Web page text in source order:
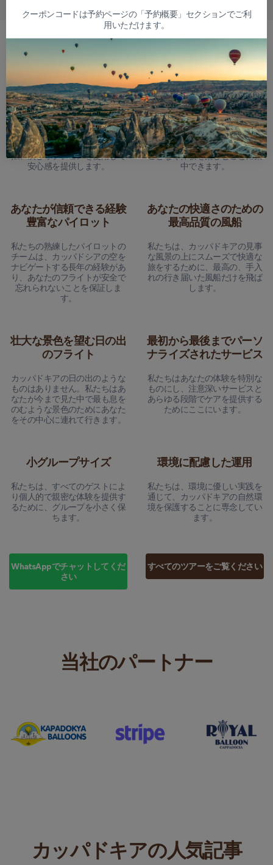
なぜ私たちを選ぶのですか？
24時間の返金保証
ツアーの24時間前までキャンセ
ルする必要がある場合は、全額
払い戻しオプションを使用して
安心感を提供します。
包括的なツアー保険
すべてのフライトは完全に保険
に加入しているため、心配する
ことなく体験を楽しむことに集
中できます。
あなたが信頼できる経験
豊富なパイロット
私たちの熟練したパイロットの
チームは、カッパドシアの空を
ナビゲートする長年の経験があ
り、あなたのフライトが安全で
忘れられないことを保証しま
す。
あなたの快適さのための
最高品質の風船
私たちは、カッパドキアの見事
な風景の上にスムーズで快適な
旅をするために、最高の、手入
れの行き届いた風船だけを飛ば
します。
壮大な景色を望む日の出
のフライト
カッパドキアの日の出のような
ものはありません。私たちはあ
なたが今まで見た中で最も息を
のむような景色のためにあなた
をその中心に連れて行きます。
最初から最後までパーソ
ナライズされたサービス
私たちはあなたの体験を特別な
ものにし、注意深いサービスと
あらゆる段階でケアを提供する
ためにここにいます。
小グループサイズ
私たちは、すべてのゲストによ
り個人的で親密な体験を提供す
るために、グループを小さく保
ちます。
環境に配慮した運用
私たちは、環境に優しい実践を
通じて、カッパドキアの自然環
境を保護することに専念してい
ます。
WhatsAppでチャットしてくだ
さい
すべてのツアーをご覧ください
当社のパートナー
カッパドキアの人気記事
クーポンコードは予約ページの「予約概要」セクションでご利
用いただけます。